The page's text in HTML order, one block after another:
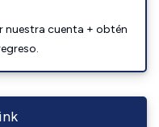
nuestra cuenta + obtén